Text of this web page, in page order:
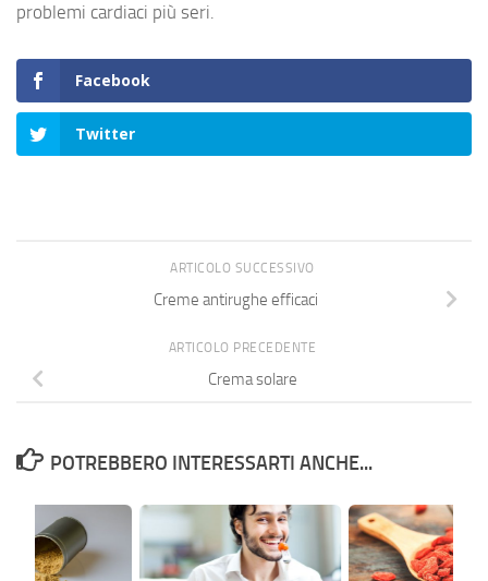
problemi cardiaci più seri.
Facebook
Twitter
ARTICOLO SUCCESSIVO
Creme antirughe efficaci
ARTICOLO PRECEDENTE
Crema solare
POTREBBERO INTERESSARTI ANCHE...